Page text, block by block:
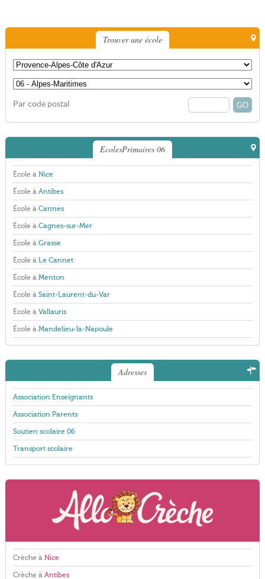
Trouver une école
Par code postal
EcolesPrimaires 06
École à Nice
École à Antibes
École à Cannes
École à Cagnes-sur-Mer
École à Grasse
École à Le Cannet
École à Menton
École à Saint-Laurent-du-Var
École à Vallauris
École à Mandelieu-la-Napoule
Adresses
Association Enseignants
Association Parents
Soutien scolaire 06
Transport scolaire
Crèche à Nice
Crèche à Antibes